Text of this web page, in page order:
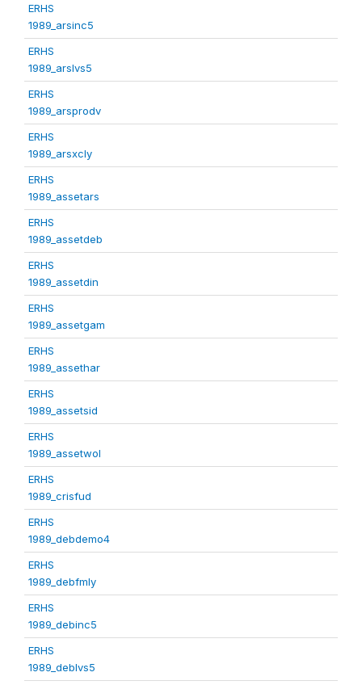
ERHS
1989_arsinc5
ERHS
1989_arslvs5
ERHS
1989_arsprodv
ERHS
1989_arsxcly
ERHS
1989_assetars
ERHS
1989_assetdeb
ERHS
1989_assetdin
ERHS
1989_assetgam
ERHS
1989_assethar
ERHS
1989_assetsid
ERHS
1989_assetwol
ERHS
1989_crisfud
ERHS
1989_debdemo4
ERHS
1989_debfmly
ERHS
1989_debinc5
ERHS
1989_deblvs5